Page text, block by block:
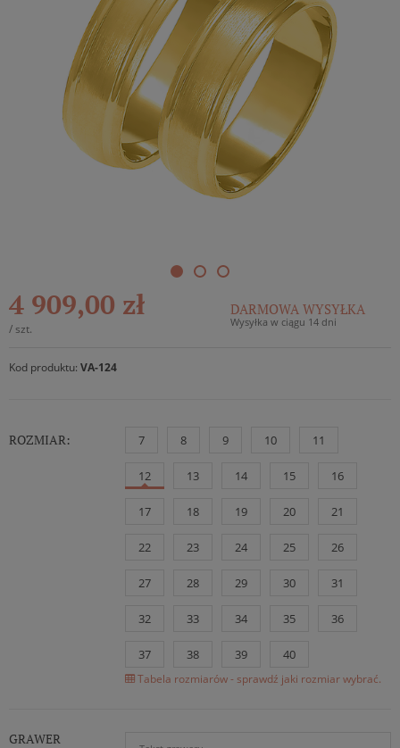
4 909,00 zł
/ szt.
DARMOWA WYSYŁKA
Wysyłka w ciągu 14 dni
Kod produktu: VA-124
ROZMIAR: 7 8 9 10 11
12 13 14 15 16
17 18 19 20 21
22 23 24 25 26
27 28 29 30 31
32 33 34 35 36
37 38 39 40
Tabela rozmiarów - sprawdź jaki rozmiar wybrać.
GRAWER